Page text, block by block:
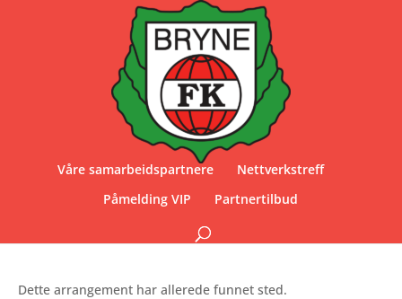
Våre samarbeidspartnere
Nettverkstreff
Påmelding VIP
Partnertilbud
Dette arrangement har allerede funnet sted.